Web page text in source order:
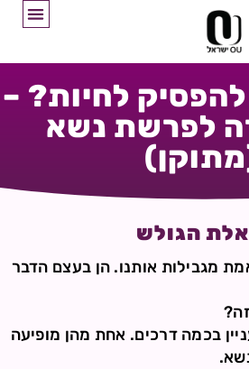
לחיות? –
לפרשת נשא
הגולש
מגבילות אותנו. הן בעצם הדבר
בכמה דרכים. אחת מהן מופיעה